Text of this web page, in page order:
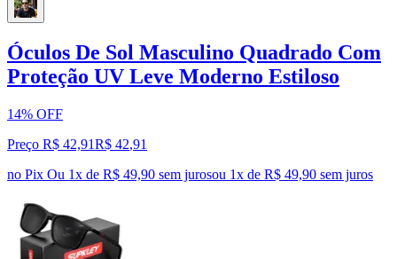
Óculos De Sol Masculino Quadrado Com
Proteção UV Leve Moderno Estiloso
14% OFF
Preço R$ 42,91R$ 42,91
no Pix Ou 1x de R$ 49,90 sem jurosou 1x de R$ 49,90 sem juros